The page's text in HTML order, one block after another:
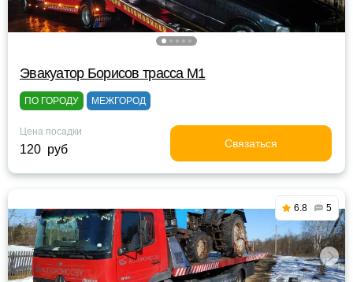
Эвакуатор Борисов трасса М1
ПО ГОРОДУ МЕЖГОРОД
Цена посадки
120 руб Связаться
6.8 5